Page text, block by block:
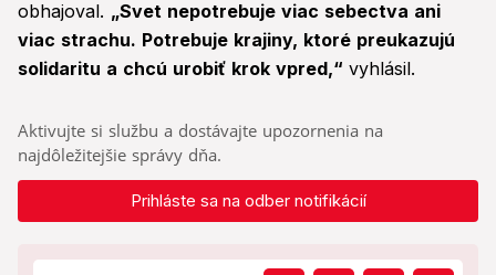
obhajoval. „Svet nepotrebuje viac sebectva ani
viac strachu. Potrebuje krajiny, ktoré preukazujú
solidaritu a chcú urobiť krok vpred,“ vyhlásil.
Aktivujte si službu a dostávajte upozornenia na
najdôležitejšie správy dňa.
Prihláste sa na odber notifikácií